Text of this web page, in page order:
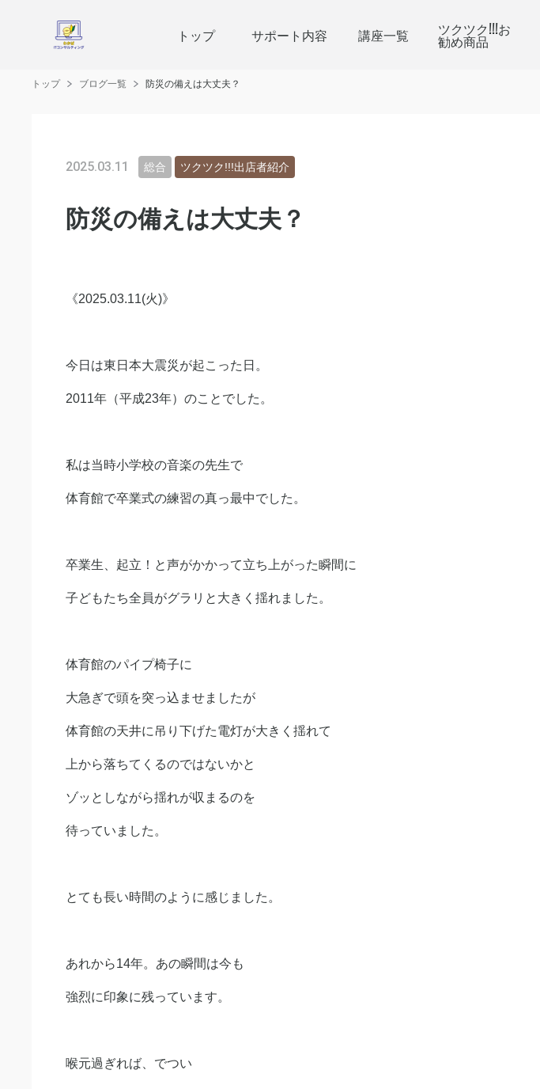
トップ サポート内容 講座一覧 ツクツク!!!お
勧め商品
トップ ブログ一覧 防災の備えは大丈夫？
2025.03.11 総合 ツクツク!!!出店者紹介
防災の備えは大丈夫？
《2025.03.11(火)》
今日は東日本大震災が起こった日。
2011年（平成23年）のことでした。
私は当時小学校の音楽の先生で
体育館で卒業式の練習の真っ最中でした。
卒業生、起立！と声がかかって立ち上がった瞬間に
子どもたち全員がグラリと大きく揺れました。
体育館のパイプ椅子に
大急ぎで頭を突っ込ませましたが
体育館の天井に吊り下げた電灯が大きく揺れて
上から落ちてくるのではないかと
ゾッとしながら揺れが収まるのを
待っていました。
とても長い時間のように感じました。
あれから14年。あの瞬間は今も
強烈に印象に残っています。
喉元過ぎれば、でつい